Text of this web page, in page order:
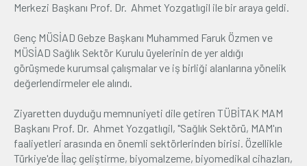
Merkezi Başkanı Prof. Dr. Ahmet Yozgatlıgil ile bir araya geldi.
Genç MÜSİAD Gebze Başkanı Muhammed Faruk Özmen ve
MÜSİAD Sağlık Sektör Kurulu üyelerinin de yer aldığı
görüşmede kurumsal çalışmalar ve iş birliği alanlarına yönelik
değerlendirmeler ele alındı.
Ziyaretten duyduğu memnuniyeti dile getiren TÜBİTAK MAM
Başkanı Prof. Dr. Ahmet Yozgatlıgil, "Sağlık Sektörü, MAM'ın
faaliyetleri arasında en önemli sektörlerinden birisi. Özellikle
Türkiye'de İlaç geliştirme, biyomalzeme, biyomedikal cihazları,